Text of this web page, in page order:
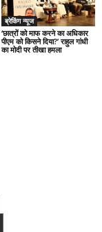
ब्रेकिंग न्यूज
‘छात्रों को माफ करने का अधिकार
पीएम को किसने दिया?’ राहुल गांधी
का मोदी पर तीखा हमला